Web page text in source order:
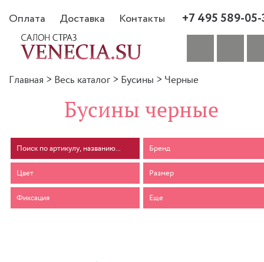
Оплата Доставка Контакты +7 495 589-
Главная > Весь каталог > Бусины > Черные
Бусины черные
Бренд
Цвет Размер
Фиксация Еще